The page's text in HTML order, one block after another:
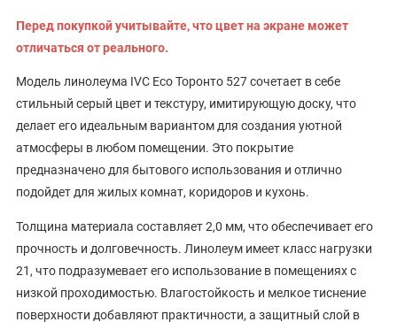
Перед покупкой учитывайте, что цвет на экране может
отличаться от реального.
Модель линолеума IVC Eco Торонто 527 сочетает в себе
стильный серый цвет и текстуру, имитирующую доску, что
делает его идеальным вариантом для создания уютной
атмосферы в любом помещении. Это покрытие
предназначено для бытового использования и отлично
подойдет для жилых комнат, коридоров и кухонь.
Толщина материала составляет 2,0 мм, что обеспечивает его
прочность и долговечность. Линолеум имеет класс нагрузки
21, что подразумевает его использование в помещениях с
низкой проходимостью. Влагостойкость и мелкое тиснение
поверхности добавляют практичности, а защитный слой в